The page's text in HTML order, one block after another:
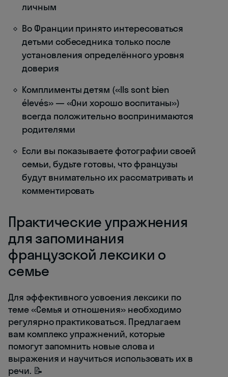
личным
Во Франции принято интересоваться
детьми собеседника только после
установления определённого уровня
доверия
Комплименты детям («Ils sont bien
élevés» — «Они хорошо воспитаны»)
всегда положительно воспринимаются
родителями
Если вы показываете фотографии своей
семьи, будьте готовы, что французы
будут внимательно их рассматривать и
комментировать
Практические упражнения
для запоминания
французской лексики о
семье
Для эффективного усвоения лексики по
теме «Семья и отношения» необходимо
регулярно практиковаться. Предлагаем
вам комплекс упражнений, которые
помогут запомнить новые слова и
выражения и научиться использовать их в
речи. 📝